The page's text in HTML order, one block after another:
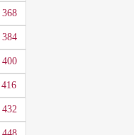
368
384
400
416
432